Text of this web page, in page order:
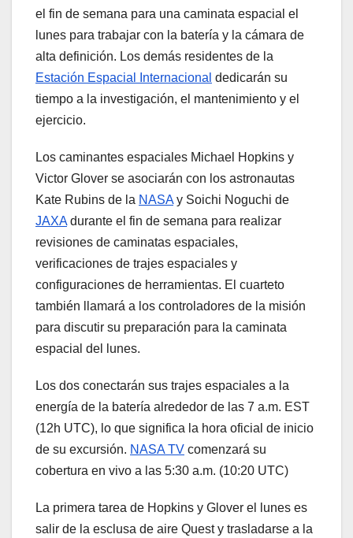
el fin de semana para una caminata espacial el
lunes para trabajar con la batería y la cámara de
alta definición. Los demás residentes de la
Estación Espacial Internacional dedicarán su
tiempo a la investigación, el mantenimiento y el
ejercicio.
Los caminantes espaciales Michael Hopkins y
Victor Glover se asociarán con los astronautas
Kate Rubins de la NASAy Soichi Noguchi de
JAXAdurante el fin de semana para realizar
revisiones de caminatas espaciales,
verificaciones de trajes espaciales y
configuraciones de herramientas. El cuarteto
también llamará a los controladores de la misión
para discutir su preparación para la caminata
espacial del lunes.
Los dos conectarán sus trajes espaciales a la
energía de la batería alrededor de las 7 a.m. EST
(12h UTC), lo que significa la hora oficial de inicio
de su excursión. NASA TV comenzará su
cobertura en vivo a las 5:30 a.m. (10:20 UTC)
La primera tarea de Hopkins y Glover el lunes es
salir de la esclusa de aire Quest y trasladarse a la